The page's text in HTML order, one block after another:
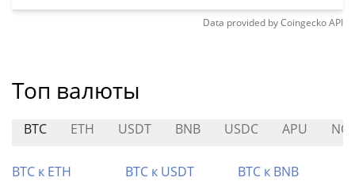
Data provided byCoingeckoAPI
Топ валюты
BTC ETH USDT BNB USDC APU
BTC к ETH BTC к USDT
BTC к BNB